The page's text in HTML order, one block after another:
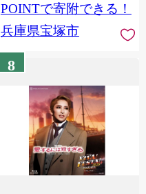
POINTで寄附できる！
兵庫県宝塚市
8